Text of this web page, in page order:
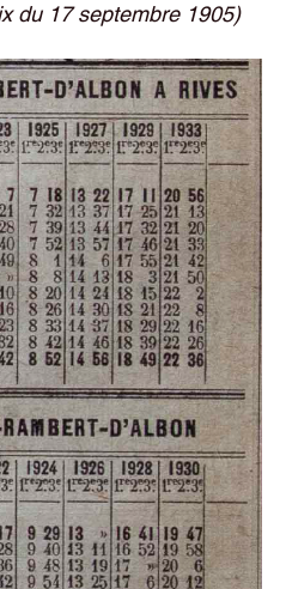
du 17 septembre 1905)